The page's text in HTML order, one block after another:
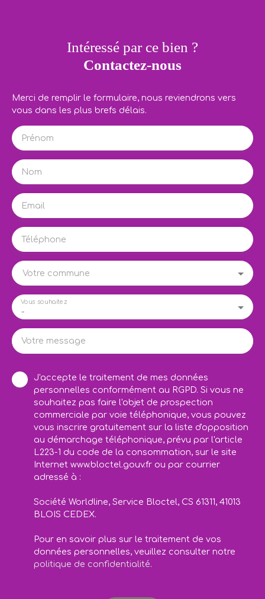
Intéressé par ce bien ?
Contactez-nous
Merci de remplir le formulaire, nous reviendrons vers
vous dans les plus brefs délais.
Prénom
Nom
Email
Téléphone
Votre commune
-
Vous souhaitez
Votre message
J'accepte le traitement de mes données
personnelles conformément au RGPD. Si vous ne
souhaitez pas faire l'objet de prospection
commerciale par voie téléphonique, vous pouvez
vous inscrire gratuitement sur la liste d'opposition
au démarchage téléphonique, prévu par l'article
L223-1 du code de la consommation, sur le site
Internet www.bloctel.gouv.fr ou par courrier
adressé à :
Société Worldline, Service Bloctel, CS 61311, 41013
BLOIS CEDEX.
Pour en savoir plus sur le traitement de vos
données personnelles, veuillez consulter notre
politique de confidentialité.